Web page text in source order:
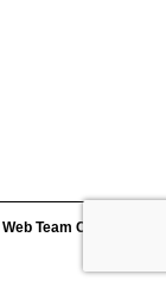
Web Team Concept